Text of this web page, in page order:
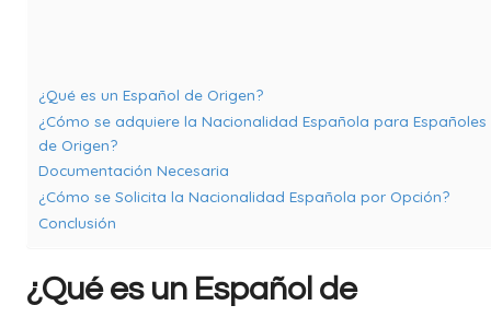
¿Qué es un Español de Origen?
¿Cómo se adquiere la Nacionalidad Española para Españoles
de Origen?
Documentación Necesaria
¿Cómo se Solicita la Nacionalidad Española por Opción?
Conclusión
¿Qué es un Español de